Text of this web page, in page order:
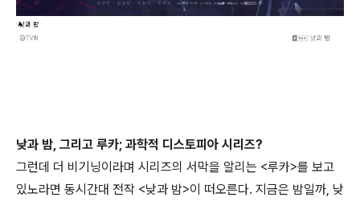
낮과 밤, 그리고 루카; 과학적 디스토피아 시리즈?
그런데 더 비기닝이라며 시리즈의 서막을 알리는 <루카>를 보고
있노라면 동시간대 전작 <낮과 밤>이 떠오른다. 지금은 밤일까, 낮